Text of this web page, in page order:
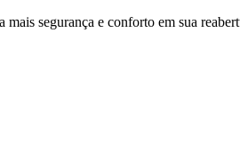
segurança e conforto em sua